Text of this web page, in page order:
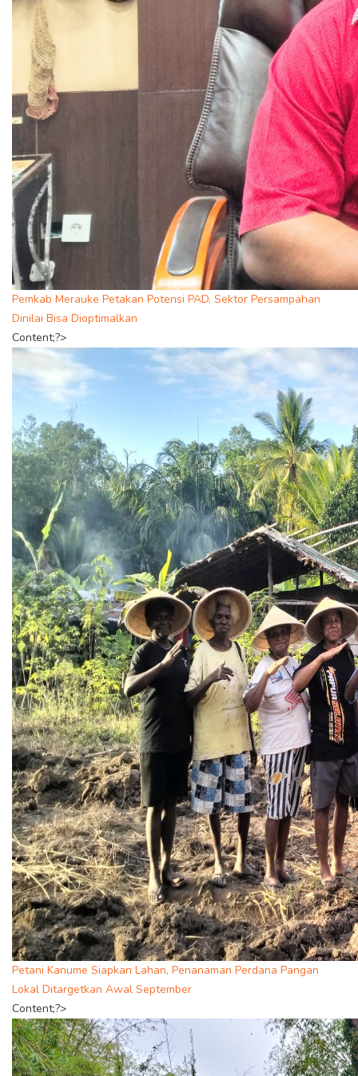
Pemkab Merauke Petakan Potensi PAD, Sektor Persampahan
Dinilai Bisa Dioptimalkan
Content;?>
Petani Kanume Siapkan Lahan, Penanaman Perdana Pangan
Lokal Ditargetkan Awal September
Content;?>